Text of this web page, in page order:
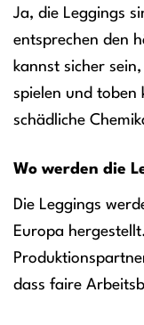
Ja, die Leggings
entsprechen den
kannst sicher
spielen und toben
schädliche
Wo werden die
Die Leggings
Europa
dass faire